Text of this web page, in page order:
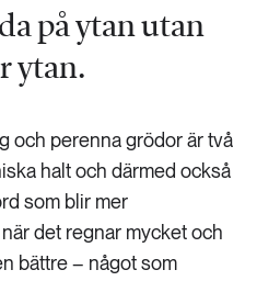
på ytan utan
ytan.
och perenna grödor är två
halt och därmed också
som blir mer
det regnar mycket och
bättre – något som